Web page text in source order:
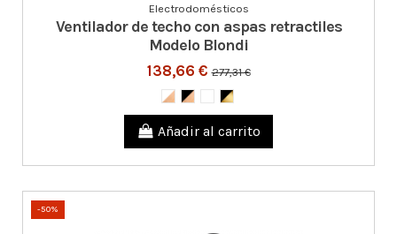
Electrodomésticos
Ventilador de techo con aspas retractiles
Modelo Blondi
138,66 €277,31 €
Añadir al carrito
-50%